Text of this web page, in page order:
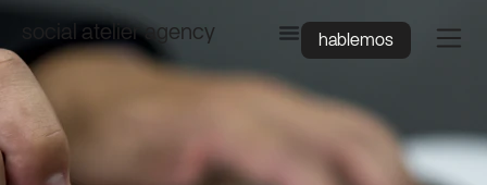
social atelier agency hablemos